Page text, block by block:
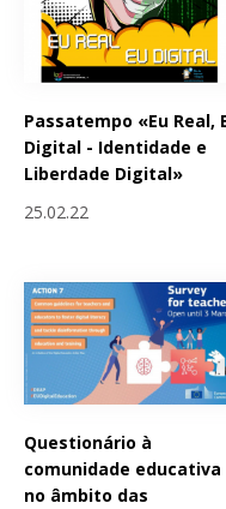
Passatempo «Eu Real,
Digital - Identidade e
Liberdade Digital»
25.02.22
Questionário à
comunidade educativa
no âmbito das